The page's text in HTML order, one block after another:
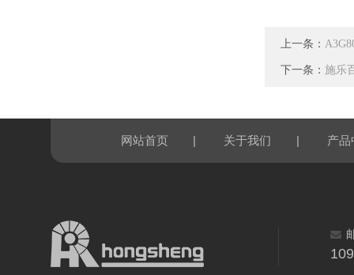
上一条：
下一条： 施乐
网站首页 | 关于我们 | 产品